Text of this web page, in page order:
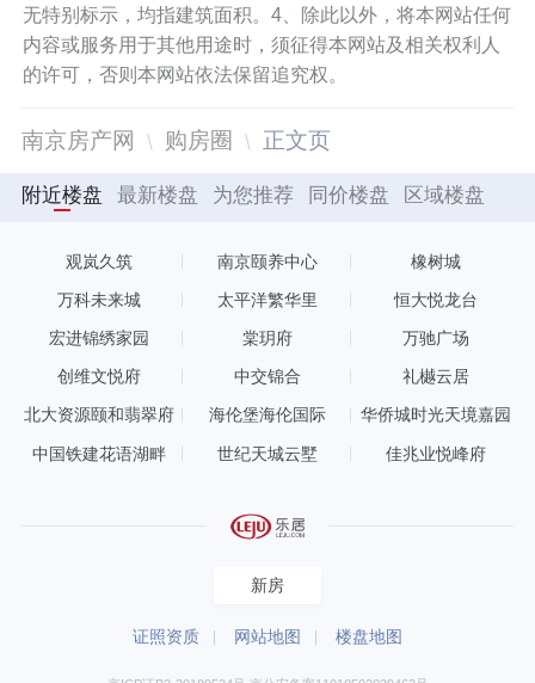
无特别标示，均指建筑面积。4、除此以外，将本网站任何
内容或服务用于其他用途时，须征得本网站及相关权利人
的许可，否则本网站依法保留追究权。
南京房产网 购房圈 正文页
附近楼盘 最新楼盘 为您推荐 同价楼盘 区域楼盘
观岚久筑 南京颐养中心 橡树城
万科未来城 太平洋繁华里 恒大悦龙台
宏进锦绣家园 棠玥府 万驰广场
创维文悦府 中交锦合 礼樾云居
北大资源颐和翡翠府 海伦堡海伦国际 华侨城时光天境嘉园
中国铁建花语湖畔 世纪天城云墅 佳兆业悦峰府
新房
证照资质 网站地图 楼盘地图